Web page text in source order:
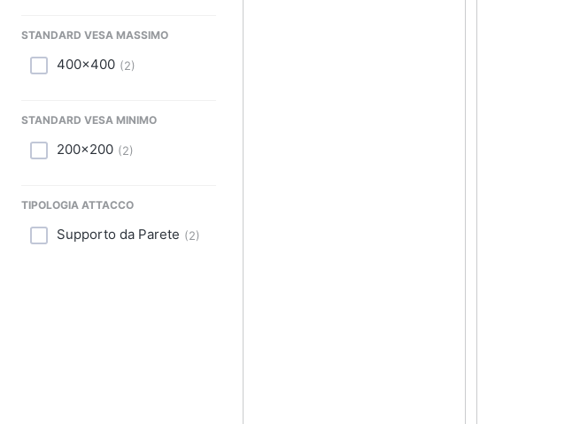
STANDARD VESA MASSIMO
400x400 (2)
STANDARD VESA MINIMO
200x200 (2)
TIPOLOGIA ATTACCO
Supporto da Parete (2)